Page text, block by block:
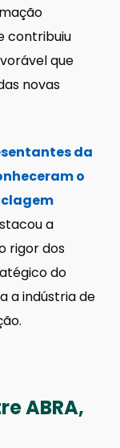
contribuiu
que
novas
da
o
a
rigor dos
do
a indústria de
ABRA,